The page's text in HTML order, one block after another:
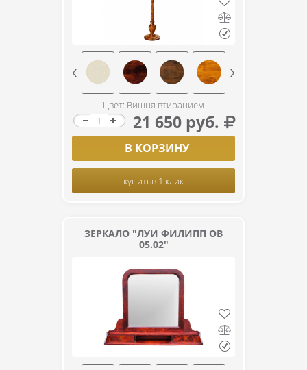
Цвет: Вишня втиранием
21 650 руб.
В КОРЗИНУ
купитьв 1 клик
ЗЕРКАЛО "ЛУИ ФИЛИПП ОВ
05.02"